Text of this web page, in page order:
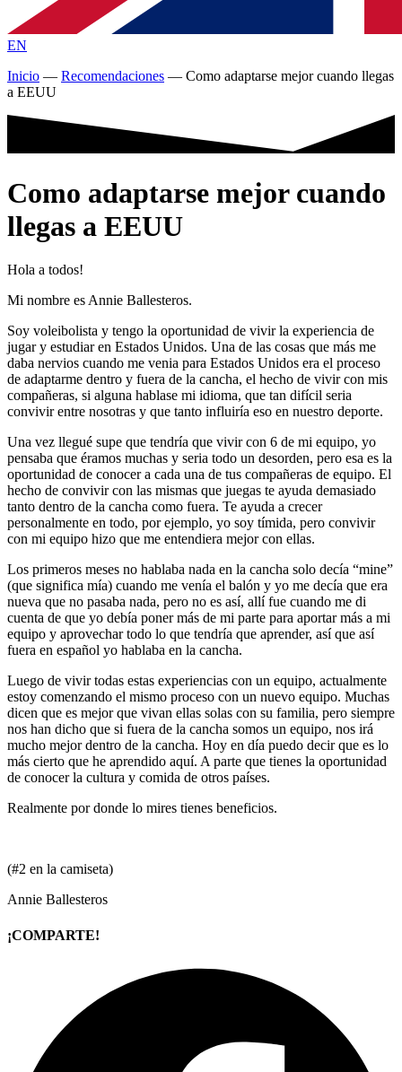
EN
Inicio — Recomendaciones — Como adaptarse mejor cuando llegas
a EEUU
Como adaptarse mejor cuando
llegas a EEUU
Hola a todos!
Mi nombre es Annie Ballesteros.
Soy voleibolista y tengo la oportunidad de vivir la experiencia de
jugar y estudiar en Estados Unidos. Una de las cosas que más me
daba nervios cuando me venia para Estados Unidos era el proceso
de adaptarme dentro y fuera de la cancha, el hecho de vivir con mis
compañeras, si alguna hablase mi idioma, que tan difícil seria
convivir entre nosotras y que tanto influiría eso en nuestro deporte.
Una vez llegué supe que tendría que vivir con 6 de mi equipo, yo
pensaba que éramos muchas y seria todo un desorden, pero esa es la
oportunidad de conocer a cada una de tus compañeras de equipo. El
hecho de convivir con las mismas que juegas te ayuda demasiado
tanto dentro de la cancha como fuera. Te ayuda a crecer
personalmente en todo, por ejemplo, yo soy tímida, pero convivir
con mi equipo hizo que me entendiera mejor con ellas.
Los primeros meses no hablaba nada en la cancha solo decía “mine”
(que significa mía) cuando me venía el balón y yo me decía que era
nueva que no pasaba nada, pero no es así, allí fue cuando me di
cuenta de que yo debía poner más de mi parte para aportar más a mi
equipo y aprovechar todo lo que tendría que aprender, así que así
fuera en español yo hablaba en la cancha.
Luego de vivir todas estas experiencias con un equipo, actualmente
estoy comenzando el mismo proceso con un nuevo equipo. Muchas
dicen que es mejor que vivan ellas solas con su familia, pero siempre
nos han dicho que si fuera de la cancha somos un equipo, nos irá
mucho mejor dentro de la cancha. Hoy en día puedo decir que es lo
más cierto que he aprendido aquí. A parte que tienes la oportunidad
de conocer la cultura y comida de otros países.
Realmente por donde lo mires tienes beneficios.
(#2 en la camiseta)
Annie Ballesteros
¡COMPARTE!